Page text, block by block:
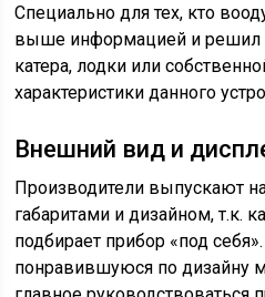
Специально для тех, кто
выше информацией и решил
катера, лодки или
характеристики данного
Внешний вид и
Производители выпускают
габаритами и дизайном, т.к.
подбирает прибор «под
понравившуюся по дизайну